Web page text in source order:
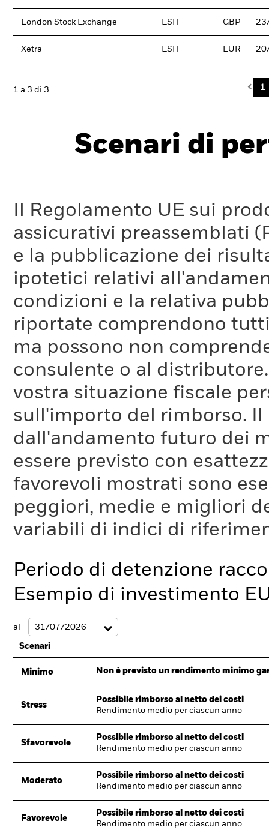
London Stock Exchange ESIT GBP
Xetra ESIT EUR
1 a 3 di 3 1
Scenari di
Il Regolamento UE sui
assicurativi preassemblati
e la pubblicazione dei
ipotetici relativi
condizioni e la relativa
riportate comprendono
ma possono non
consulente o al
vostra situazione fiscale
sull'importo del rimborso.
dall'andamento futuro dei
essere previsto con
favorevoli mostrati sono
peggiori, medie e migliori
variabili di indici di
Periodo di detenzione
Esempio di investimento
al
Scenari
Minimo Non è previsto un rendimento minimo
Stress
Possibile rimborso al netto dei costi
Rendimento medio per ciascun anno
Sfavorevole
Possibile rimborso al netto dei costi
Rendimento medio per ciascun anno
Moderato
Possibile rimborso al netto dei costi
Rendimento medio per ciascun anno
Favorevole
Possibile rimborso al netto dei costi
Rendimento medio per ciascun anno